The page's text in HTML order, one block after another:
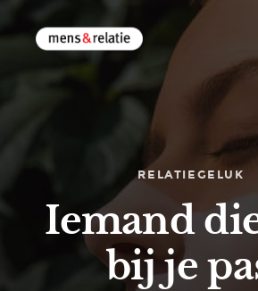
RELATIEGELUK
Iemand
bij je